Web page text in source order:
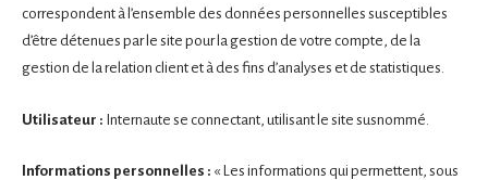
correspondent à l’ensemble des données personnelles susceptibles
d’être détenues par le site pour la gestion de votre compte, de la
gestion de la relation client et à des fins d’analyses et de statistiques.
Utilisateur : Internaute se connectant, utilisant le site susnommé.
Informations personnelles : « Les informations qui permettent, sous